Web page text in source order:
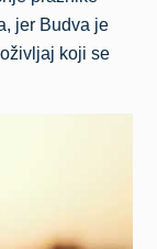
jer Budva je
koji se